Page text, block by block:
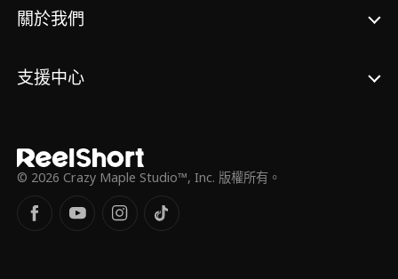
關於我們
支援中心
© 2026 Crazy Maple Studio™, Inc. 版權所有。